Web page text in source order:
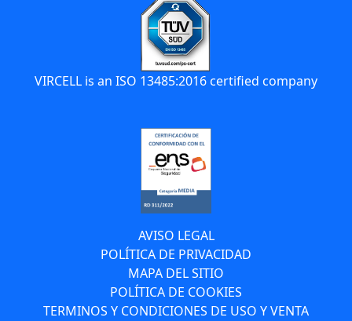
VIRCELL is an ISO 13485:2016 certified company
AVISO LEGAL
POLÍTICA DE PRIVACIDAD
MAPA DEL SITIO
POLÍTICA DE COOKIES
TERMINOS Y CONDICIONES DE USO Y VENTA